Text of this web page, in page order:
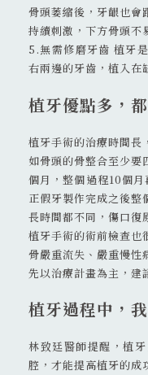
骨頭萎縮後，牙齦也會
持續刺激，下方骨頭不
5.無需修磨牙齒 植牙
右兩邊的牙齒，植入在
植牙優點多，
植牙手術的治療時間長
如骨頭的骨整合至少要
個月，整個過程10個
正假牙製作完成之後整
長時間都不同，傷口復
植牙手術的術前檢查也
骨嚴重流失、嚴重慢性
先以治療計畫為主，建
植牙過程中，
林致廷醫師提醒，植
腔，才能提高植牙的成